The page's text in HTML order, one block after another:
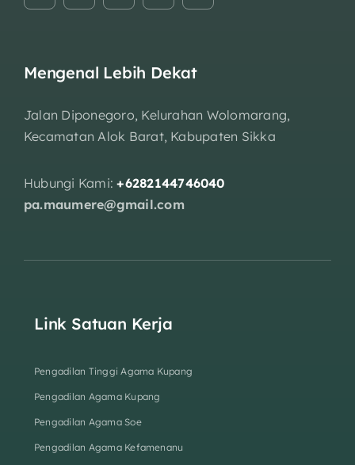
Mengenal Lebih Dekat
Jalan Diponegoro, Kelurahan Wolomarang,
Kecamatan Alok Barat, Kabupaten Sikka
Hubungi Kami:+6282144746040
pa.maumere@gmail.com
Link Satuan Kerja
Pengadilan Tinggi Agama Kupang
Pengadilan Agama Kupang
Pengadilan Agama Soe
Pengadilan Agama Kefamenanu